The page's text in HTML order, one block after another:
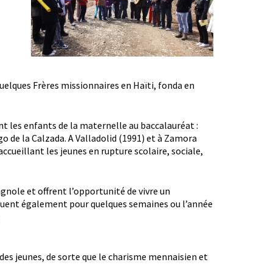
Frères missionnaires en Haïti, fonda en
les enfants de la maternelle au baccalauréat :
la Calzada. A Valladolid (1991) et à Zamora
les jeunes en rupture scolaire, sociale,
et offrent l’opportunité de vivre un
également pour quelques semaines ou l’année
jeunes, de sorte que le charisme mennaisien et